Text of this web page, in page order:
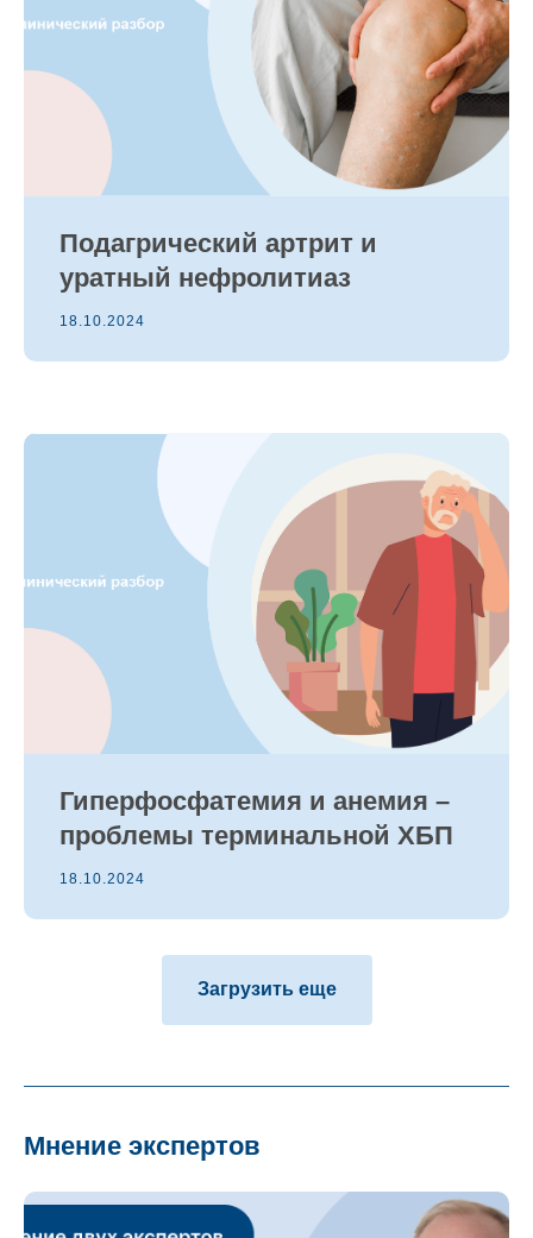
Подагрический артрит и
уратный нефролитиаз
18.10.2024
Гиперфосфатемия и анемия –
проблемы терминальной ХБП
18.10.2024
Загрузить еще
Мнение экспертов